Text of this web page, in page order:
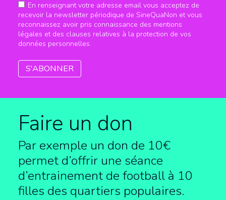
En renseignant votre adresse email vous acceptez de
recevoir la newsletter périodique de SineQuaNon et vous
reconnaissez avoir pris connaissance des mentions
légales et des clauses relatives à la protection de vos
données personnelles.
Faire un don
Par exemple un don de 10€
permet d’offrir une séance
d’entrainement de football à 10
filles des quartiers populaires.